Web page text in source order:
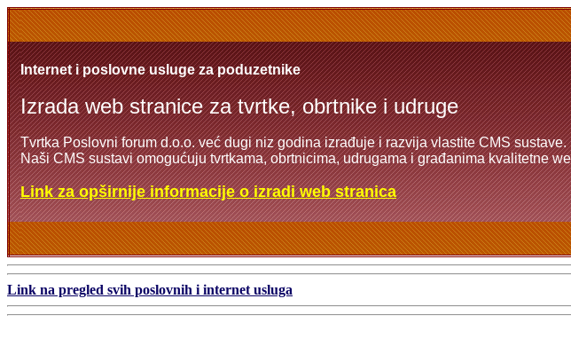
Internet i poslovne usluge za poduzetnike
Izrada web stranice za tvrtke, obrtnike i udruge
Tvrtka Poslovni forum d.o.o. već dugi niz godina izrađuje i razvija vlastite CMS sustave.
Naši CMS sustavi omogućuju tvrtkama, obrtnicima, udrugama i građanima kvalitetne
Link za opširnije informacije o izradi web stranica
Link na pregled svih poslovnih i internet usluga